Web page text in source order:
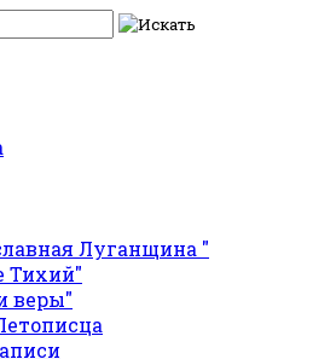
Луганщина "
Тихий"
веры"